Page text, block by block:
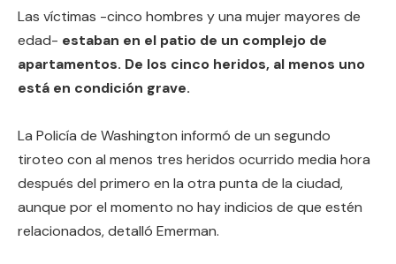
Las víctimas -cinco hombres y una mujer mayores de
edad- estaban en el patio de un complejo de
apartamentos. De los cinco heridos, al menos uno
está en condición grave.
La Policía de Washington informó de un segundo
tiroteo con al menos tres heridos ocurrido media hora
después del primero en la otra punta de la ciudad,
aunque por el momento no hay indicios de que estén
relacionados, detalló Emerman.